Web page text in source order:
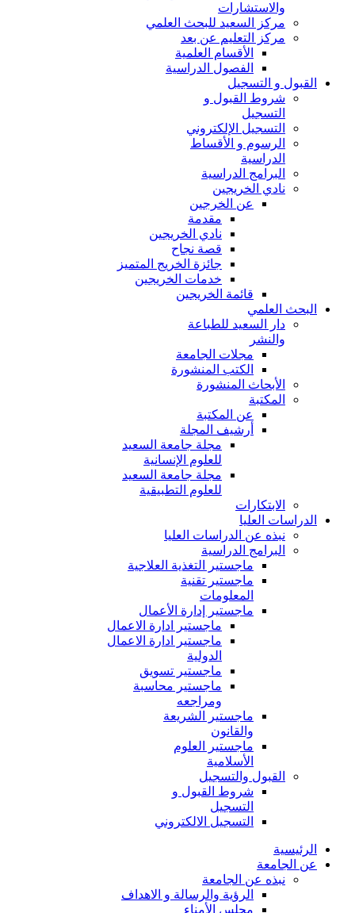
والاستشارات
مركز السعيد للبحث العلمي
مركز التعليم عن بعد
الأقسام العلمية
الفصول الدراسية
القبول و التسجيل
شروط القبول و
التسجيل
التسجيل الإلكتروني
الرسوم و الأقساط
الدراسية
البرامج الدراسية
نادي الخريجين
عن الخرجين
مقدمة
نادي الخريجين
قصة نجاح
جائزة الخريج المتميز
خدمات الخريجين
قائمة الخريجين
البحث العلمي
دار السعيد للطباعة
والنشر
مجلات الجامعة
الكتب المنشورة
الأبحاث المنشورة
المكتبة
عن المكتبة
أرشيف المجلة
مجلة جامعة السعيد
للعلوم الإنسانية
مجلة جامعة السعيد
للعلوم التطبيقية
الابتكارات
الدراسات العليا
نبذه عن الدراسات العليا
البرامج الدراسية
ماجستير التغذية العلاجية
ماجستير تقنية
المعلومات
ماجستير إدارة الأعمال
ماجستير ادارة الاعمال
ماجستير ادارة الاعمال
الدولية
ماجستير تسويق
ماجستير محاسبة
ومراجعه
ماجستير الشريعة
والقانون
ماجستير العلوم
الأسلامية
القبول والتسجيل
شروط القبول و
التسجيل
التسجيل الالكتروني
الرئيسية
عن الجامعة
نبذه عن الجامعة
الرؤية والرسالة و الاهداف
مجلس الأمناء